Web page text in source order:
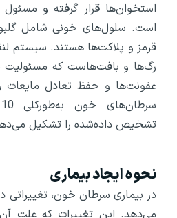
استخوان‌ها قرار گرفته و
است. سلول‌های خونی شامل
قرمز و پلاکت‌ها هستند. سیستم
رگ‌ها و بافت‌هاست که مسئولیت
عفونت‌ها و حفظ تعادل مایعات
تشخیص داده‌شده را تشکیل
نحوه ایجاد بیماری
در بیماری سرطان خون،
می‌دهد. این تغییرات که علت